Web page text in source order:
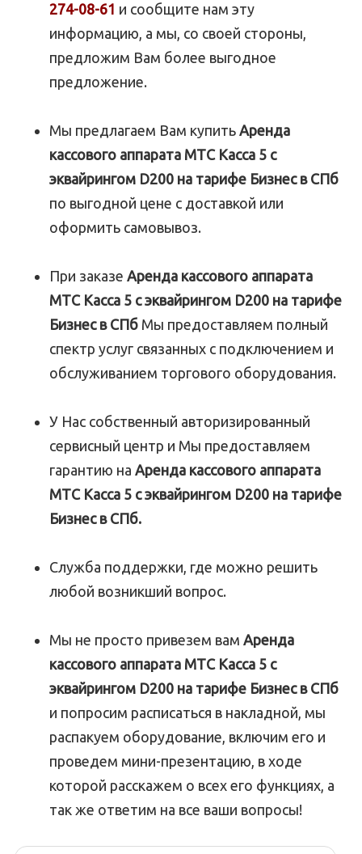
274-08-61 и сообщите нам эту
информацию, а мы, со своей стороны,
предложим Вам более выгодное
предложение.
Мы предлагаем Вам купить Аренда
кассового аппарата МТС Касса 5 с
эквайрингом D200 на тарифе Бизнес в СПб
по выгодной цене с доставкой или
оформить самовывоз.
При заказе Аренда кассового аппарата
МТС Касса 5 с эквайрингом D200 на тарифе
Бизнес в СПб Мы предоставляем полный
спектр услуг связанных с подключением и
обслуживанием торгового оборудования.
У Нас собственный авторизированный
сервисный центр и Мы предоставляем
гарантию на Аренда кассового аппарата
МТС Касса 5 с эквайрингом D200 на тарифе
Бизнес в СПб.
Служба поддержки, где можно решить
любой возникший вопрос.
Мы не просто привезем вам Аренда
кассового аппарата МТС Касса 5 с
эквайрингом D200 на тарифе Бизнес в СПб
и попросим расписаться в накладной, мы
распакуем оборудование, включим его и
проведем мини-презентацию, в ходе
которой расскажем о всех его функциях, а
так же ответим на все ваши вопросы!